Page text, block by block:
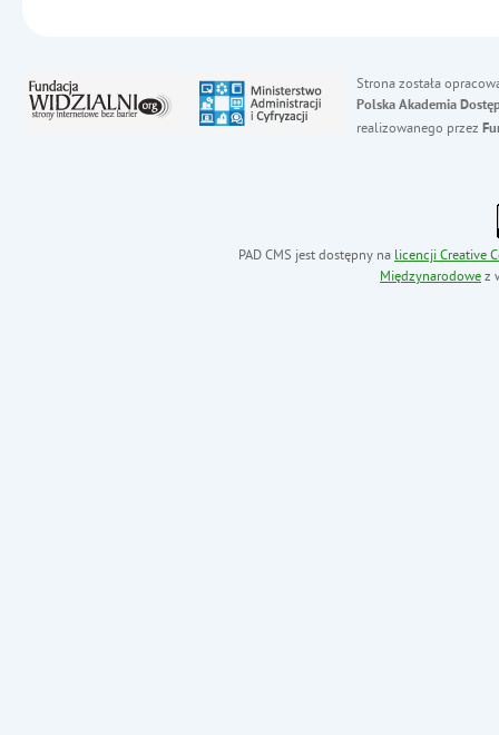
Strona została
Polska Akademia
realizowanego przez
PAD CMS jest dostępny na licencji Creative
Międzynarodowe z